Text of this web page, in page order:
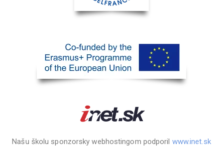
Našu školu sponzorsky webhostingom podporil www.inet.sk